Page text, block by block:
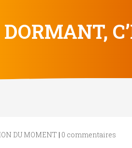
DU MOMENT | 0 commentaires